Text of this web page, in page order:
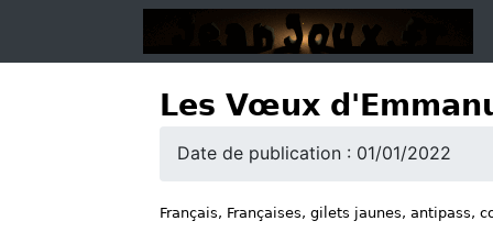
Les Vœux
Date de publication : 01/01/2022
Français, Françaises, gilets jaunes,